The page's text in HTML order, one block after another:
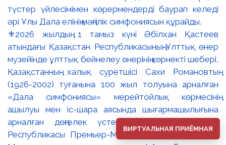
⚜️2026 жылдың 1 тамыз күні Әбілхан Қастеев
атындағы Қазақстан Республикасының Ұлттық өнер
музейінде ұлттық бейнелеу өнерінің көрнекті шебері,
Қазақстанның халық суретшісі Сахи Романовтың
(1926-2002) туғанына 100 жыл толуына арналған
«Дала симфониясы» мерейтойлық көрмесінің
ашылуы мен іс-шара аясында шығармашылығына
арналған дөңгелек үстел өтті. 🔹Қазақстан
Республикасы Премьер-Министрінің орынбасары –
ВИРТУАЛЬНАЯ ПРИЁМНАЯ